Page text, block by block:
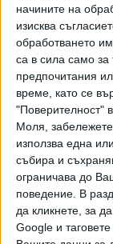
начините на
изисква
обработването
са в сила само за
предпочитания
време, като се
"Поверителност"
Моля,
използва една
събира и
ограничава до
поведение. В
да кликнете, за
Google и
Двама
Радев
НАЙ-ЧЕТЕНИ